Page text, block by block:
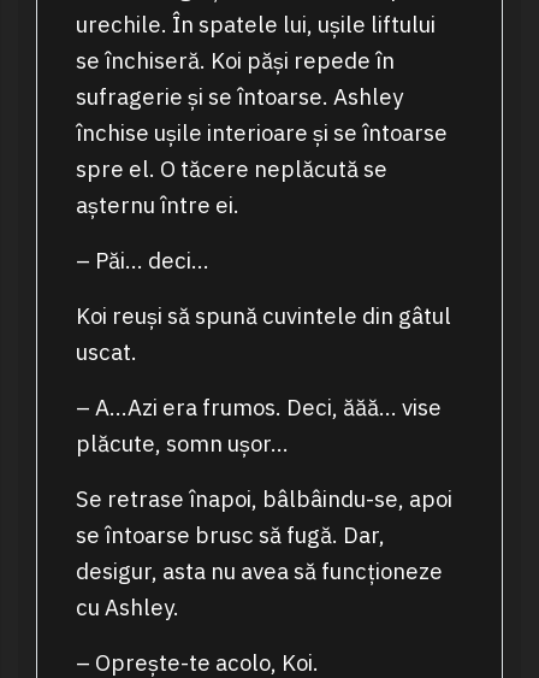
urechile. În spatele lui, ușile liftului
se închiseră. Koi păși repede în
sufragerie și se întoarse. Ashley
închise ușile interioare și se întoarse
spre el. O tăcere neplăcută se
așternu între ei.
– Păi… deci…
Koi reuși să spună cuvintele din gâtul
uscat.
– A…Azi era frumos. Deci, ăăă… vise
plăcute, somn ușor…
Se retrase înapoi, bâlbâindu-se, apoi
se întoarse brusc să fugă. Dar,
desigur, asta nu avea să funcționeze
cu Ashley.
– Oprește-te acolo, Koi.